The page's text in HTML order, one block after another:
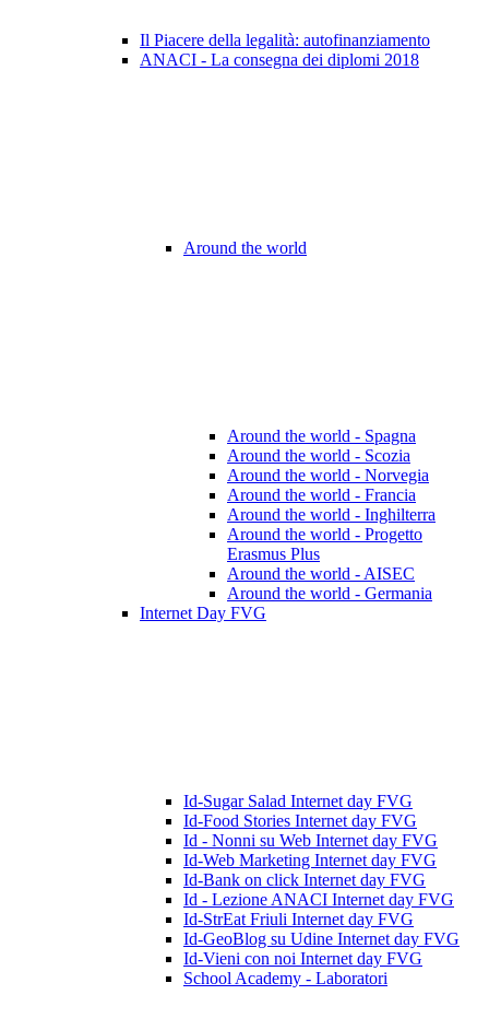
Il Piacere della legalità: autofinanziamento
ANACI - La consegna dei diplomi 2018
Around the world
Around the world - Spagna
Around the world - Scozia
Around the world - Norvegia
Around the world - Francia
Around the world - Inghilterra
Around the world - Progetto
Erasmus Plus
Around the world - AISEC
Around the world - Germania
Internet Day FVG
Id-Sugar Salad Internet day FVG
Id-Food Stories Internet day FVG
Id - Nonni su Web Internet day FVG
Id-Web Marketing Internet day FVG
Id-Bank on click Internet day FVG
Id - Lezione ANACI Internet day FVG
Id-StrEat Friuli Internet day FVG
Id-GeoBlog su Udine Internet day FVG
Id-Vieni con noi Internet day FVG
School Academy - Laboratori